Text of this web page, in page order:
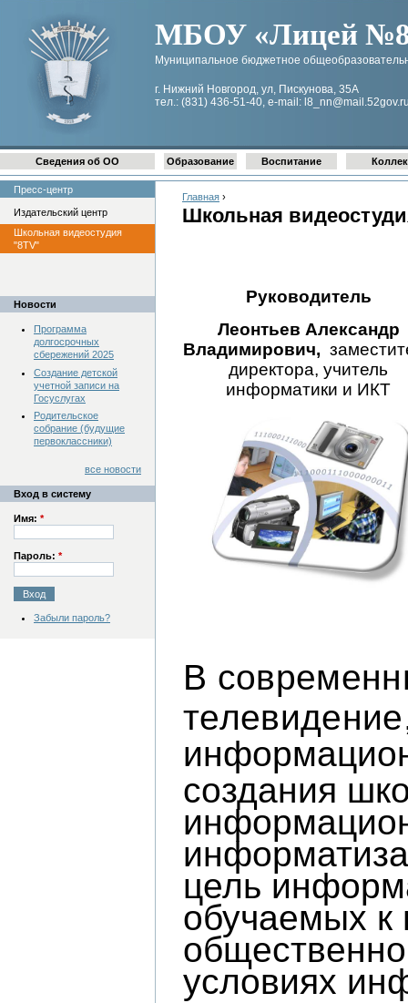
МБОУ «Лицей №8
Муниципальное бюджетное
г. Нижний Новгород, ул, Пискунова, 35А
тел.: (831) 436-51-40, e-mail:
Главная ›
Школьная
Руководитель
Леонтьев Александр
Владимирович,
директора, учитель
информатики и ИКТ
В соврем
создания
цель
обучаемых к
условиях
Сведения об ОО Образование Воспитание
Пресс-центр
Издательский центр
Школьная видеостудия
"8TV"
Новости
Программа
долгосрочных
сбережений 2025
Создание детской
учетной записи на
Госуслугах
Родительское
собрание (будущие
первоклассники)
все новости
Вход в систему
Имя: *
Пароль: *
Забыли пароль?